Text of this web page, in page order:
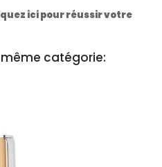
ici pour réussir votre
catégorie: